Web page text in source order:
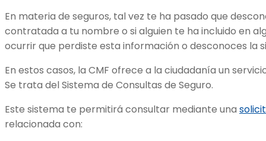
En materia de seguros, tal vez te ha pasado que
contratada a tu nombre o si alguien te ha incluido en
ocurrir que perdiste esta información o desconoces la
En estos casos, la CMF ofrece a la ciudadanía un
Se trata del Sistema de Consultas de Seguro.
Este sistema te permitirá consultar mediante una
relacionada con: